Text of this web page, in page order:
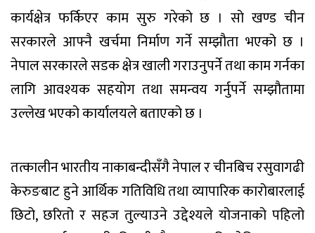
कार्यक्षेत्र फर्किएर काम सुरु गरेको छ । सो खण्ड चीन
सरकारले आफ्नै खर्चमा निर्माण गर्ने सम्झौता भएको छ ।
नेपाल सरकारले सडक क्षेत्र खाली गराउनुपर्ने तथा काम गर्नका
लागि आवश्यक सहयोग तथा समन्वय गर्नुपर्ने सम्झौतामा
उल्लेख भएको कार्यालयले बताएको छ ।
तत्कालीन भारतीय नाकाबन्दीसँगै नेपाल र चीनबिच रसुवागढी
केरुङबाट हुने आर्थिक गतिविधि तथा व्यापारिक कारोबारलाई
छिटो, छरितो र सहज तुल्याउने उद्देश्यले योजनाको पहिलो